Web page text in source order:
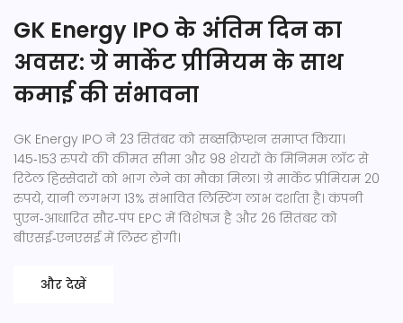
GK Energy IPO के अंतिम दिन का
अवसर: ग्रे मार्केट प्रीमियम के साथ
कमाई की संभावना
GK Energy IPO ने 23 सितंबर को सब्सक्रिप्शन समाप्त किया।
145‑153 रुपये की कीमत सीमा और 98 शेयरों के मिनिमम लॉट से
रिटेल हिस्सेदारों को भाग लेने का मौका मिला। ग्रे मार्केट प्रीमियम 20
रुपये, यानी लगभग 13% संभावित लिस्टिंग लाभ दर्शाता है। कंपनी
पुएन‑आधारित सौर‑पंप EPC में विशेषज्ञ है और 26 सितंबर को
बीएसई‑एनएसई में लिस्ट होगी।
और देखें